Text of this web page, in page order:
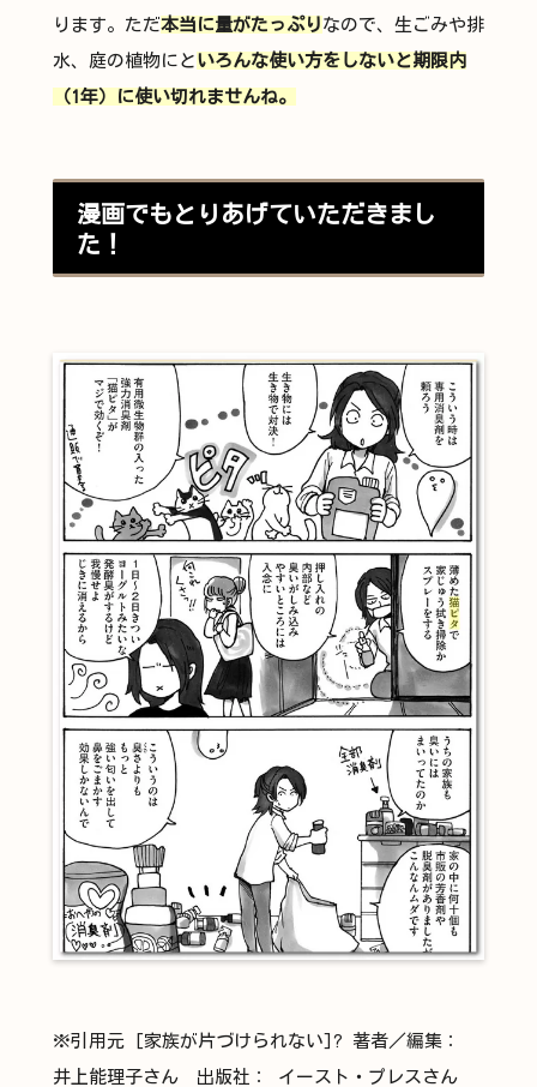
ります。ただ本当に量がたっぷり なので、生ごみや排
水、庭の植物にと いろんな使い方をしないと期限内
（1年）に使い切れませんね。
漫画でもとりあげていただきまし
た！
※引用元 [家族が片づけられない]? 著者／編集：
井上能理子さん 出版社： イースト・プレスさん